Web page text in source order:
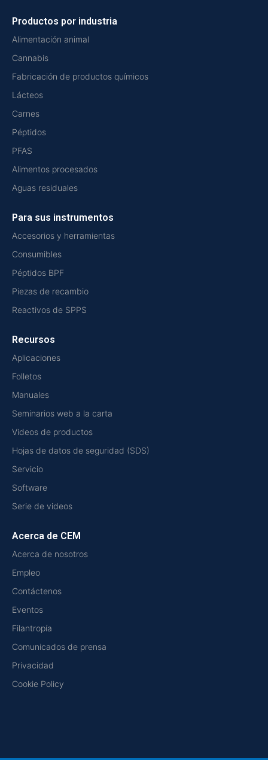
Productos por industria
Alimentación animal
Cannabis
Fabricación de productos químicos
Lácteos
Carnes
Péptidos
PFAS
Alimentos procesados
Aguas residuales
Para sus instrumentos
Accesorios y herramientas
Consumibles
Péptidos BPF
Piezas de recambio
Reactivos de SPPS
Recursos
Aplicaciones
Folletos
Manuales
Seminarios web a la carta
Videos de productos
Hojas de datos de seguridad (SDS)
Servicio
Software
Serie de videos
Acerca de CEM
Acerca de nosotros
Empleo
Contáctenos
Eventos
Filantropía
Comunicados de prensa
Privacidad
Cookie Policy